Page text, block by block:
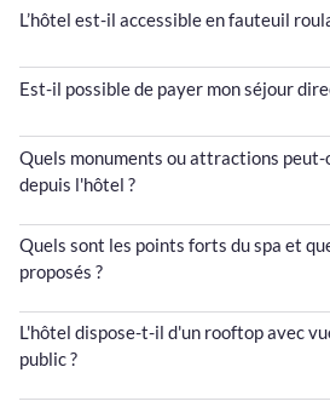
L’hôtel est-il accessible en fauteuil
Est-il possible de payer mon séjour
Quels monuments ou attractions
depuis l'hôtel ?
Quels sont les points forts du spa et
proposés ?
L'hôtel dispose-t-il d'un rooftop avec
public ?